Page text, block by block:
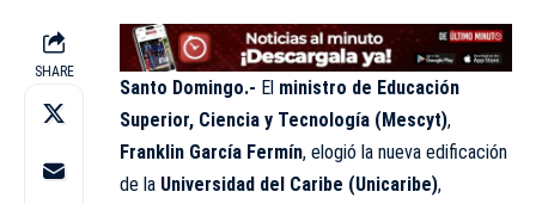
SHARE
Santo Domingo.- El ministro de Educación
Superior, Ciencia y Tecnología (Mescyt),
Franklin García Fermín, elogió la nueva edificación
de la Universidad del Caribe (Unicaribe),